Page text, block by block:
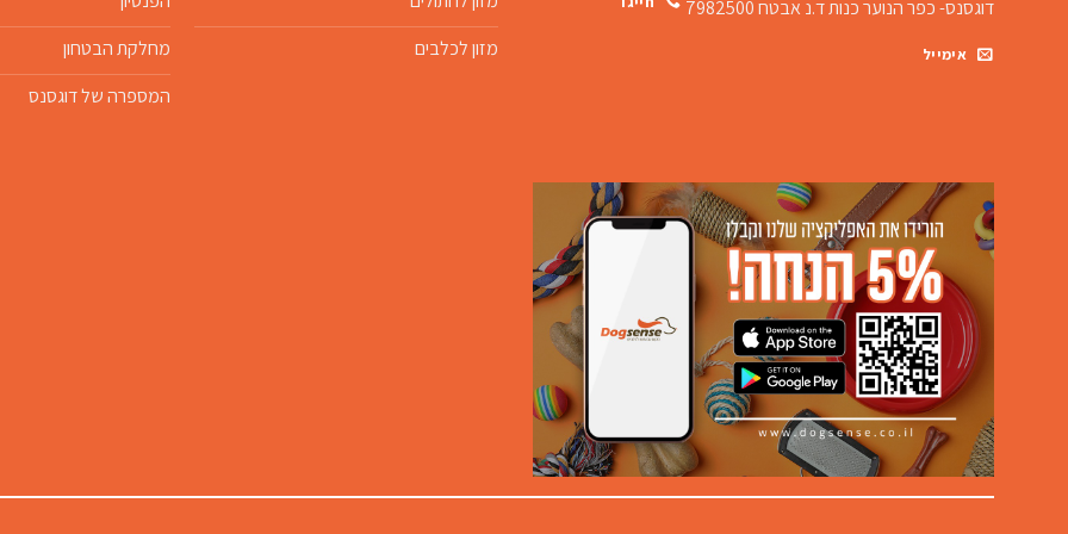
דוגסנס- כפר הנוער כנותד.נ אבטח 7982500
אימייל
מזון לכלבים
מחלקת הבטחון
המספרה של דוגסנס